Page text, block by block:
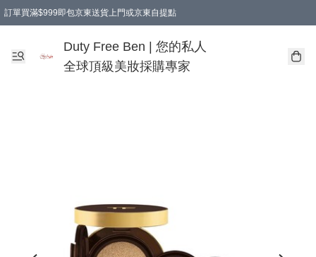
訂單買滿$999即包京東送貨上門或京東自提點
Duty Free Ben | 您的私人
全球頂級美妝採購專家